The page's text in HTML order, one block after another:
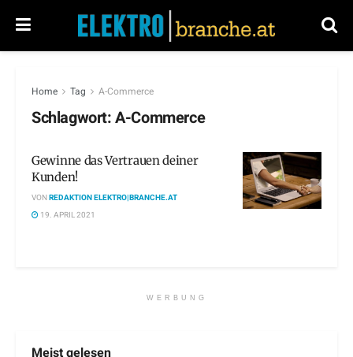
Home Tag A-Commerce
Schlagwort:A-Commerce
Gewinne das Vertrauen deiner
Kunden!
VONREDAKTION ELEKTRO|BRANCHE.AT
19. APRIL 2021
WERBUNG
Meist gelesen